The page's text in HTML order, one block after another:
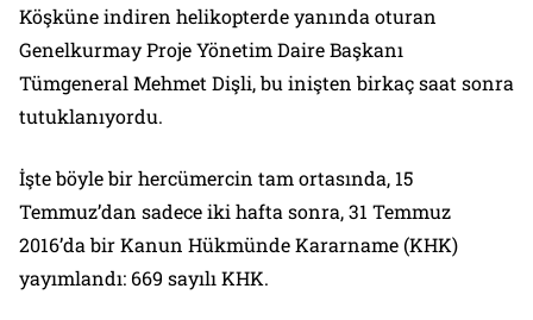
Köşküne indiren helikopterde yanında oturan
Genelkurmay Proje Yönetim Daire Başkanı
Tümgeneral Mehmet Dişli, bu inişten birkaç saat sonra
tutuklanıyordu.
İşte böyle bir hercümercin tam ortasında, 15
Temmuz’dan sadece iki hafta sonra, 31 Temmuz
2016’da bir Kanun Hükmünde Kararname (KHK)
yayımlandı: 669 sayılı KHK.